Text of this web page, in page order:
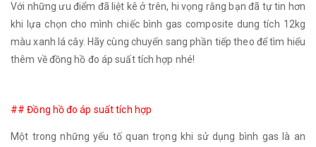
Với những ưu điểm đã liệt kê ở trên, hi vọng rằng bạn đã tự tin hơn
khi lựa chọn cho mình chiếc bình gas composite dung tích 12kg
màu xanh lá cây. Hãy cùng chuyển sang phần tiếp theo để tìm hiểu
thêm về đồng hồ đo áp suất tích hợp nhé!
## Đồng hồ đo áp suất tích hợp
Một trong những yếu tố quan trọng khi sử dụng bình gas là an